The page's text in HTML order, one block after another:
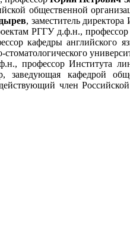
общественной
, заместитель
РГГУ д.ф.н.,
кафедры английского
стоматологического
профессор Института
заведующая кафедрой
член